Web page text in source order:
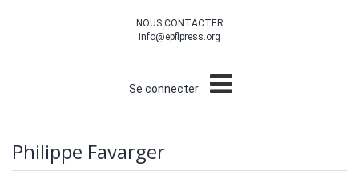
site
NOUS CONTACTER
info@epflpress.org
Se connecter
Philippe Favarger